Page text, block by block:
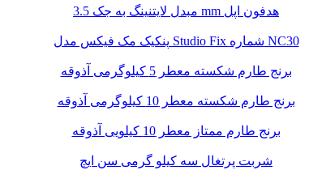
مبدل لایتنینگ به جک 3.5 mm هدفون اپل
پنکیک مک فیکس مدل Studio Fix شماره NC30
برنج طارم شکسته معطر 5 کیلوگرمی آذوقه
برنج طارم شکسته معطر 10 کیلوگرمی آذوقه
برنج طارم ممتاز معطر 10 کیلویی آذوقه
شربت پرتغال سه کیلو گرمی سن ایچ